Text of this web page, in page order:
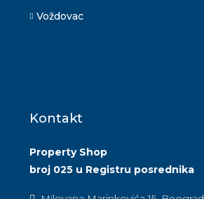
Voždovac
Kontakt
Property Shop
broj 025 u Registru posrednika